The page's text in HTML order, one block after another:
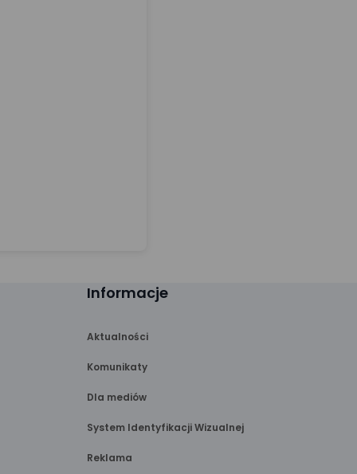
Informacje
Aktualności
Komunikaty
Dla mediów
System Identyfikacji Wizualnej
Reklama